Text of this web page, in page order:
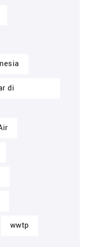
di
wwtp